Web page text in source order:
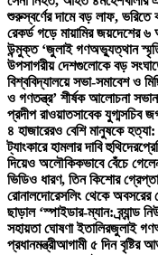
শুরুস্বর্ণের দামে বড় লাফ,
রেকর্ড গড়ে মায়ামির জয়দেশের ৬
উন্মুক্ত ‘জুলাই গণঅভ্যুত্থান
উপসাগরীয় দেশগুলোকে বড়
বিশ্ববিদ্যালয়ে সভা-সমাবেশ ও
ও গণতন্ত্র’ শীর্ষক আলোচনা সভা
প্রদীপ রাওয়াতসাবেক যুগ্মসচিব
৪ হাজারেরও বেশি মানুষকে
ট্যাংকারে হামলার দাবি হুথিদের
দিয়েও অলৌকিকভাবে বেঁচে
ভিডিও ধারণ, তিন কিশোর
রোনালদোরেসলিং থেকে অবসরের
ছাড়াল ‘স্পাইডার-ম্যান: ব্র্যান্ড
সহায়তা ঘোষণা ইতালিরজুলাই
প্রধানমন্ত্রীআগামী ৫ দিন বৃষ্টির